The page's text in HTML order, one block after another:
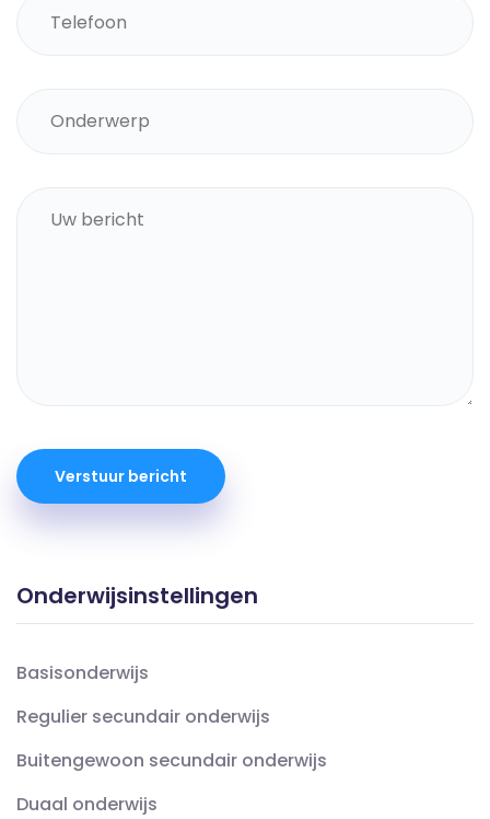
Verstuur bericht
Onderwijsinstellingen
Basisonderwijs
Regulier secundair onderwijs
Buitengewoon secundair onderwijs
Duaal onderwijs